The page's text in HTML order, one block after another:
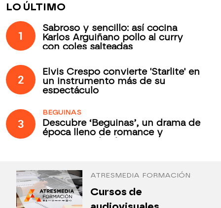
LO ÚLTIMO
1
Sabroso y sencillo: así cocina
Karlos Arguiñano pollo al curry
con coles salteadas
2
Elvis Crespo convierte 'Starlite' en
un instrumento más de su
espectáculo
3
BEGUINAS
Descubre ‘Beguinas’, un drama de
época lleno de romance y
ATRESMEDIA FORMACIÓN
Cursos de